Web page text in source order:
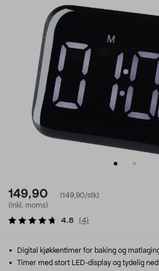
149,90
(149,90/stk)
(inkl. moms)
4.8 (4)
Digital kjøkkentimer for baking og
Timer med stort LED-display og tydelig